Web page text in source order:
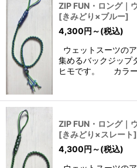
ZIP FUN・ロング｜
[きみどり×ブルー]
4,300円 ～(税込)
ウェットスーツの
集めるバックジップ
ヒモです。 カラ
ZIP FUN・ロング｜
[きみどり×スレート]
4,300円 ～(税込)